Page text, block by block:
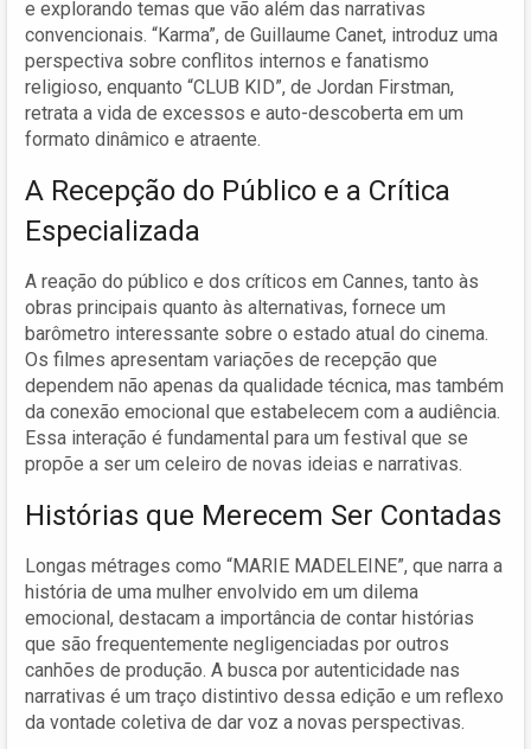
e explorando temas que vão além das narrativas
convencionais. “Karma”, de Guillaume Canet, introduz uma
perspectiva sobre conflitos internos e fanatismo
religioso, enquanto “CLUB KID”, de Jordan Firstman,
retrata a vida de excessos e auto-descoberta em um
formato dinâmico e atraente.
A Recepção do Público e a Crítica
Especializada
A reação do público e dos críticos em Cannes, tanto às
obras principais quanto às alternativas, fornece um
barômetro interessante sobre o estado atual do cinema.
Os filmes apresentam variações de recepção que
dependem não apenas da qualidade técnica, mas também
da conexão emocional que estabelecem com a audiência.
Essa interação é fundamental para um festival que se
propõe a ser um celeiro de novas ideias e narrativas.
Histórias que Merecem Ser Contadas
Longas métrages como “MARIE MADELEINE”, que narra a
história de uma mulher envolvido em um dilema
emocional, destacam a importância de contar histórias
que são frequentemente negligenciadas por outros
canhões de produção. A busca por autenticidade nas
narrativas é um traço distintivo dessa edição e um reflexo
da vontade coletiva de dar voz a novas perspectivas.